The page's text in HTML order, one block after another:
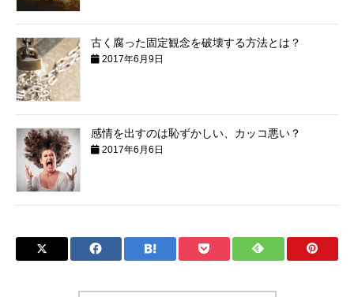
古く腐った固定観念を破壊する方法とは？
2017年6月9日
感情を出すのは恥ずかしい、カッコ悪い？
2017年6月6日